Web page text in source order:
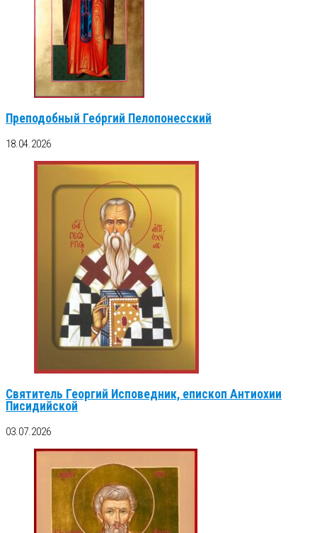
Преподобный Гео́ргий Пелопонесский
18.04.2026
Святитель Георгий Исповедник, епископ Антиохии
Писидийской
03.07.2026